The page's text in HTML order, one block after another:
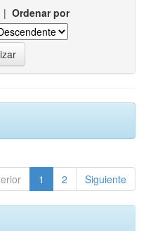
| Ordenar por
1 2 Siguiente